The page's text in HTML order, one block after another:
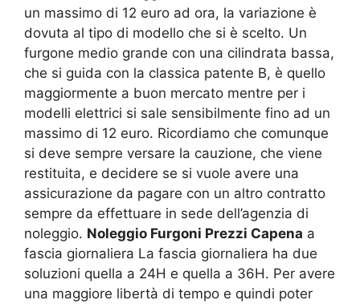
un massimo di 12 euro ad ora, la variazione è
dovuta al tipo di modello che si è scelto. Un
furgone medio grande con una cilindrata bassa,
che si guida con la classica patente B, è quello
maggiormente a buon mercato mentre per i
modelli elettrici si sale sensibilmente fino ad un
massimo di 12 euro. Ricordiamo che comunque
si deve sempre versare la cauzione, che viene
restituita, e decidere se si vuole avere una
assicurazione da pagare con un altro contratto
sempre da effettuare in sede dell’agenzia di
noleggio. Noleggio Furgoni Prezzi Capena a
fascia giornaliera La fascia giornaliera ha due
soluzioni quella a 24H e quella a 36H. Per avere
una maggiore libertà di tempo e quindi poter